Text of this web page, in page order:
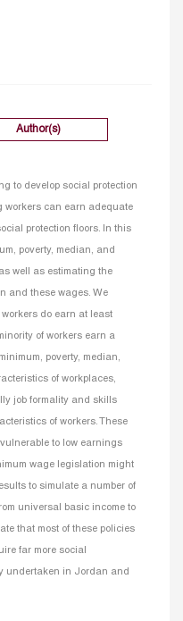
Author(s)
to develop social protection
workers can earn adequate
protection floors. In this
poverty, median, and
well as estimating the
and these wages. We
do earn at least
of workers earn a
poverty, median,
of workplaces,
job formality and skills
of workers. These
to low earnings
wage legislation might
to simulate a number of
universal basic income to
that most of these policies
far more social
undertaken in Jordan and